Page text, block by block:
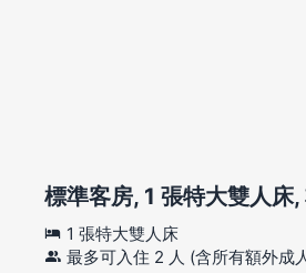
標準客房, 1 張特大雙人床
1 張特大雙人床
最多可入住 2 人 (含所有額外成